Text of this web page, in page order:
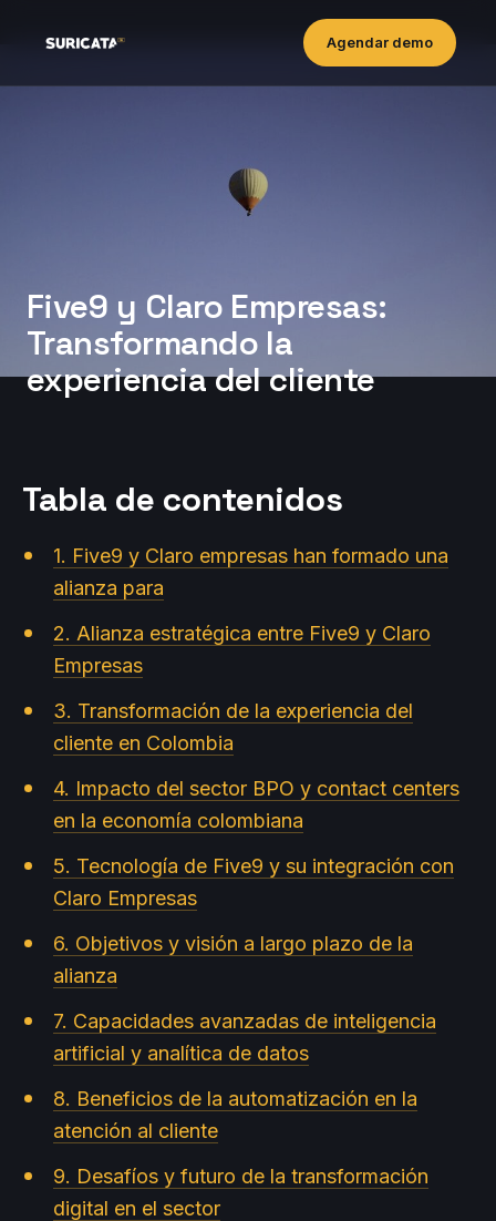
Agendar demo
Five9 y Claro Empresas:
Transformando la
experiencia del cliente
Tabla de contenidos
1. Five9 y Claro empresas han formado una
alianza para
2. Alianza estratégica entre Five9 y Claro
Empresas
3. Transformación de la experiencia del
cliente en Colombia
4. Impacto del sector BPO y contact centers
en la economía colombiana
5. Tecnología de Five9 y su integración con
Claro Empresas
6. Objetivos y visión a largo plazo de la
alianza
7. Capacidades avanzadas de inteligencia
artificial y analítica de datos
8. Beneficios de la automatización en la
atención al cliente
9. Desafíos y futuro de la transformación
digital en el sector